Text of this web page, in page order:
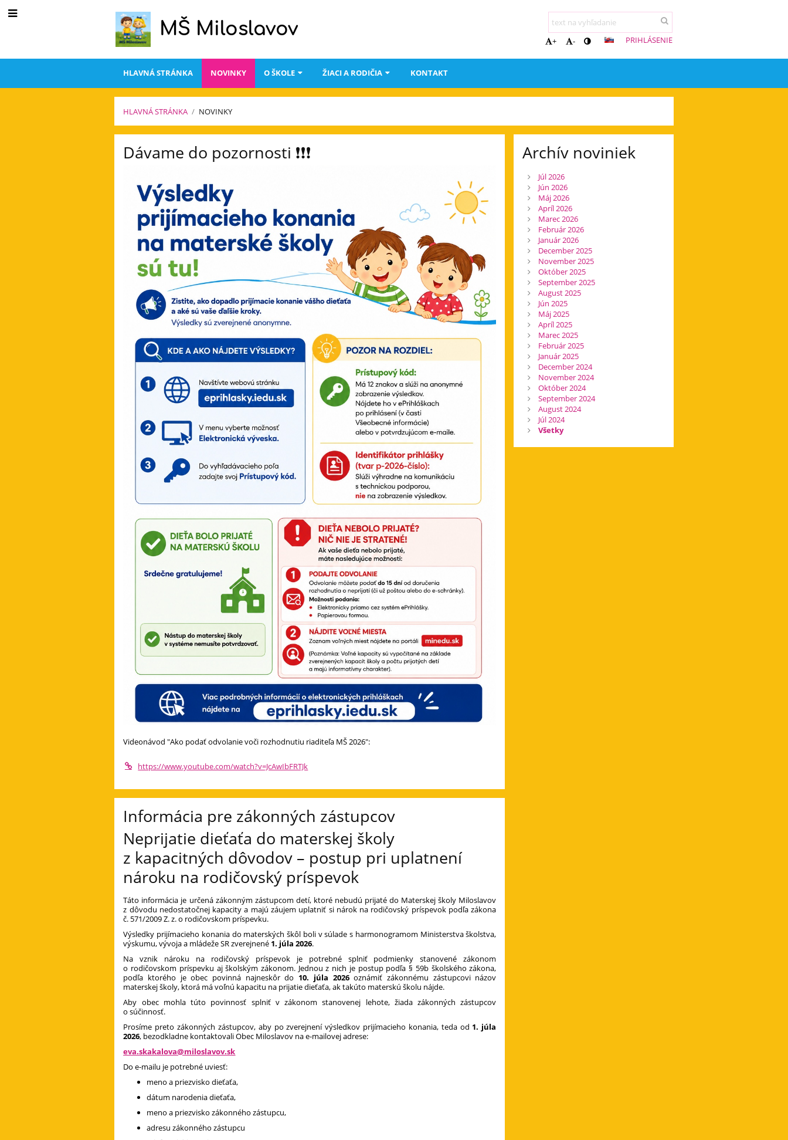
MŠ Miloslavov
+ - PRIHLÁSENIE
HLAVNÁ STRÁNKA NOVINKY O ŠKOLE ŽIACI A RODIČIA KONTAKT
HLAVNÁ STRÁNKA / NOVINKY
Novinky
Dávame do pozornosti ❗❗❗
Videonávod "Ako podať odvolanie voči rozhodnutiu riaditeľa MŠ 2026":
https://www.youtube.com/watch?v=JcAwIbFRTJk
Informácia pre zákonných zástupcov
Neprijatie dieťaťa do materskej školy
z kapacitných dôvodov – postup pri uplatnení
nároku na rodičovský príspevok
Táto informácia je určená zákonným zástupcom detí, ktoré nebudú prijaté do Materskej školy Miloslavov
z dôvodu nedostatočnej kapacity a majú záujem uplatniť si nárok na rodičovský príspevok podľa zákona
č. 571/2009 Z. z. o rodičovskom príspevku.
Výsledky prijímacieho konania do materských škôl boli v súlade s harmonogramom Ministerstva školstva,
výskumu, vývoja a mládeže SR zverejnené 1. júla 2026.
Na vznik nároku na rodičovský príspevok je potrebné splniť podmienky stanovené zákonom
o rodičovskom príspevku aj školským zákonom. Jednou z nich je postup podľa § 59b školského zákona,
podľa ktorého je obec povinná najneskôr do 10. júla 2026oznámiť zákonnému zástupcovi názov
materskej školy, ktorá má voľnú kapacitu na prijatie dieťaťa, ak takúto materskú školu nájde.
Aby obec mohla túto povinnosť splniť v zákonom stanovenej lehote, žiada zákonných zástupcov
o súčinnosť.
Prosíme preto zákonných zástupcov, aby po zverejnení výsledkov prijímacieho konania, teda od 1. júla
2026, bezodkladne kontaktovali Obec Miloslavov na e-mailovej adrese:
eva.skakalova@miloslavov.sk
Do e-mailu je potrebné uviesť:
meno a priezvisko dieťaťa,
dátum narodenia dieťaťa,
meno a priezvisko zákonného zástupcu,
adresu zákonného zástupcu
Archív noviniek
Júl 2026
Jún 2026
Máj 2026
Apríl 2026
Marec 2026
Február 2026
Január 2026
December 2025
November 2025
Október 2025
September 2025
August 2025
Jún 2025
Máj 2025
Apríl 2025
Marec 2025
Február 2025
Január 2025
December 2024
November 2024
Október 2024
September 2024
August 2024
Júl 2024
Všetky